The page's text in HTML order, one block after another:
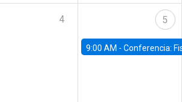
4 5
9:00 AM -Conferencia: